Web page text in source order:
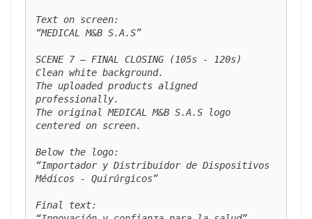
Text on screen:
“MEDICAL M&B S.A.S”
SCENE 7 — FINAL CLOSING (105s - 120s)
Clean white background.
The uploaded products aligned
professionally.
The original MEDICAL M&B S.A.S logo
centered on screen.
Below the logo:
“Importador y Distribuidor de Dispositivos
Médicos - Quirúrgicos”
Final text: